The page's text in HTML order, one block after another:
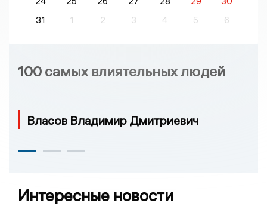
31
1 2 3 4 5 6
100 самых влиятельных людей
Власов Владимир Дмитриевич
Интересные новости